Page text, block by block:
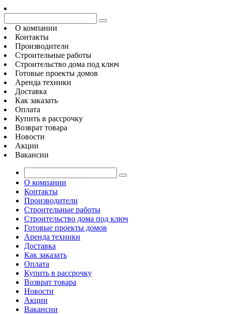
О компании
Контакты
Производители
Строительные работы
Строительство дома под ключ
Готовые проекты домов
Аренда техники
Доставка
Как заказать
Оплата
Купить в рассрочку
Возврат товара
Новости
Акции
Вакансии
О компании
Контакты
Производители
Строительные работы
Строительство дома под ключ
Готовые проекты домов
Аренда техники
Доставка
Как заказать
Оплата
Купить в рассрочку
Возврат товара
Новости
Акции
Вакансии